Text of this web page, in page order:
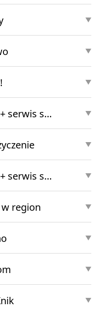
wiadomości + serwis sportowy
wiadomości + serwis sportowy
w region